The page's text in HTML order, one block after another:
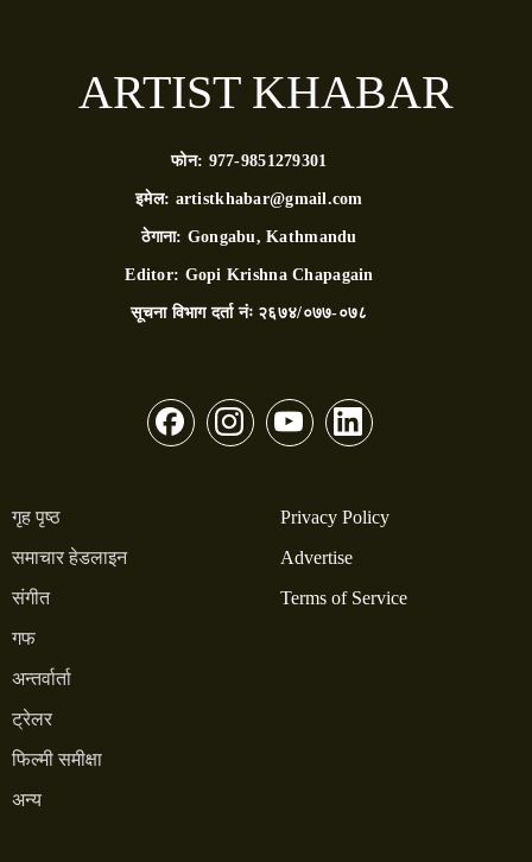
ARTIST KHABAR
फोन: 977-9851279301
इमेल: artistkhabar@gmail.com
ठेगाना: Gongabu, Kathmandu
Editor: Gopi Krishna Chapagain
सूचना विभाग दर्ता नंः २६७४/०७७-०७८
गृह पृष्ठ
समाचार हेडलाइन
संगीत
गफ
अन्तर्वार्ता
ट्रेलर
फिल्मी समीक्षा
अन्य
Privacy Policy
Advertise
Terms of Service